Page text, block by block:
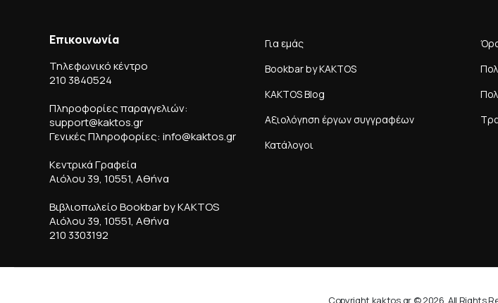
Επικοινωνία
Τηλεφωνικό κέντρο
210 3840524
Πληροφορίες παραγγελιών:
support@kaktos.gr
Γενικές Πληροφορίες: info@kaktos.gr
Κεντρικά Γραφεία
Αιόλου 39, 10551, Αθήνα
Βιβλιοπωλείο Bookbar by KAKTOS
Αιόλου 39, 10551, Αθήνα
210 3303192
Για εμάς
Bookbar by KAKTOS
KAKTOS Blog
Αξιολόγηση έργων συγγραφέων
Κατάλογοι
Copyright kaktos.gr © 2026. All Rights